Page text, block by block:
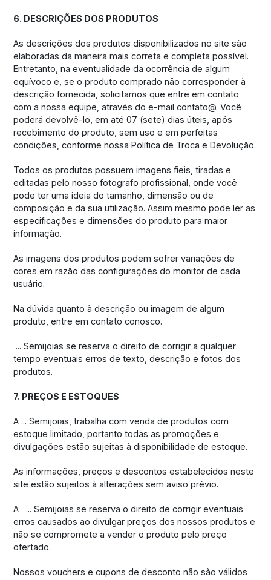
6. DESCRIÇÕES DOS PRODUTOS
As descrições dos produtos disponibilizados no site são
elaboradas da maneira mais correta e completa possível.
Entretanto, na eventualidade da ocorrência de algum
equívoco e, se o produto comprado não corresponder à
descrição fornecida, solicitamos que entre em contato
com a nossa equipe, através do e-mail contato@. Você
poderá devolvê-lo, em até 07 (sete) dias úteis, após
recebimento do produto, sem uso e em perfeitas
condições, conforme nossa Política de Troca e Devolução.
Todos os produtos possuem imagens fieis, tiradas e
editadas pelo nosso fotografo profissional, onde você
pode ter uma ideia do tamanho, dimensão ou de
composição e da sua utilização. Assim mesmo pode ler as
especificações e dimensões do produto para maior
informação.
As imagens dos produtos podem sofrer variações de
cores em razão das configurações do monitor de cada
usuário.
Na dúvida quanto à descrição ou imagem de algum
produto, entre em contato conosco.
... Semijoias se reserva o direito de corrigir a qualquer
tempo eventuais erros de texto, descrição e fotos dos
produtos.
7. PREÇOS E ESTOQUES
A ... Semijoias, trabalha com venda de produtos com
estoque limitado, portanto todas as promoções e
divulgações estão sujeitas à disponibilidade de estoque.
As informações, preços e descontos estabelecidos neste
site estão sujeitos à alterações sem aviso prévio.
A ... Semijoias se reserva o direito de corrigir eventuais
erros causados ao divulgar preços dos nossos produtos e
não se compromete a vender o produto pelo preço
ofertado.
Nossos vouchers e cupons de desconto não são válidos